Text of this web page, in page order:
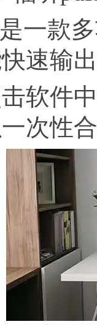
款多
速输
软件
次性